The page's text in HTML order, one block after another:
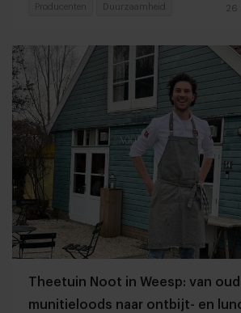
26
Producenten Duurzaamheid
Theetuin Noot in Weesp: van
munitieloods naar ontbijt- en